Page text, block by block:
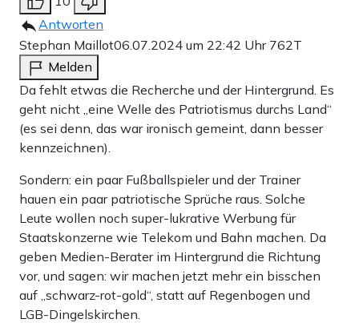
Antworten
Stephan Maillot06.07.2024 um 22:42 Uhr 762T
Melden
Da fehlt etwas die Recherche und der Hintergrund. Es
geht nicht „eine Welle des Patriotismus durchs Land“
(es sei denn, das war ironisch gemeint, dann besser
kennzeichnen).
Sondern: ein paar Fußballspieler und der Trainer
hauen ein paar patriotische Sprüche raus. Solche
Leute wollen noch super-lukrative Werbung für
Staatskonzerne wie Telekom und Bahn machen. Da
geben Medien-Berater im Hintergrund die Richtung
vor, und sagen: wir machen jetzt mehr ein bisschen
auf „schwarz-rot-gold“, statt auf Regenbogen und
LGB-Dingelskirchen.